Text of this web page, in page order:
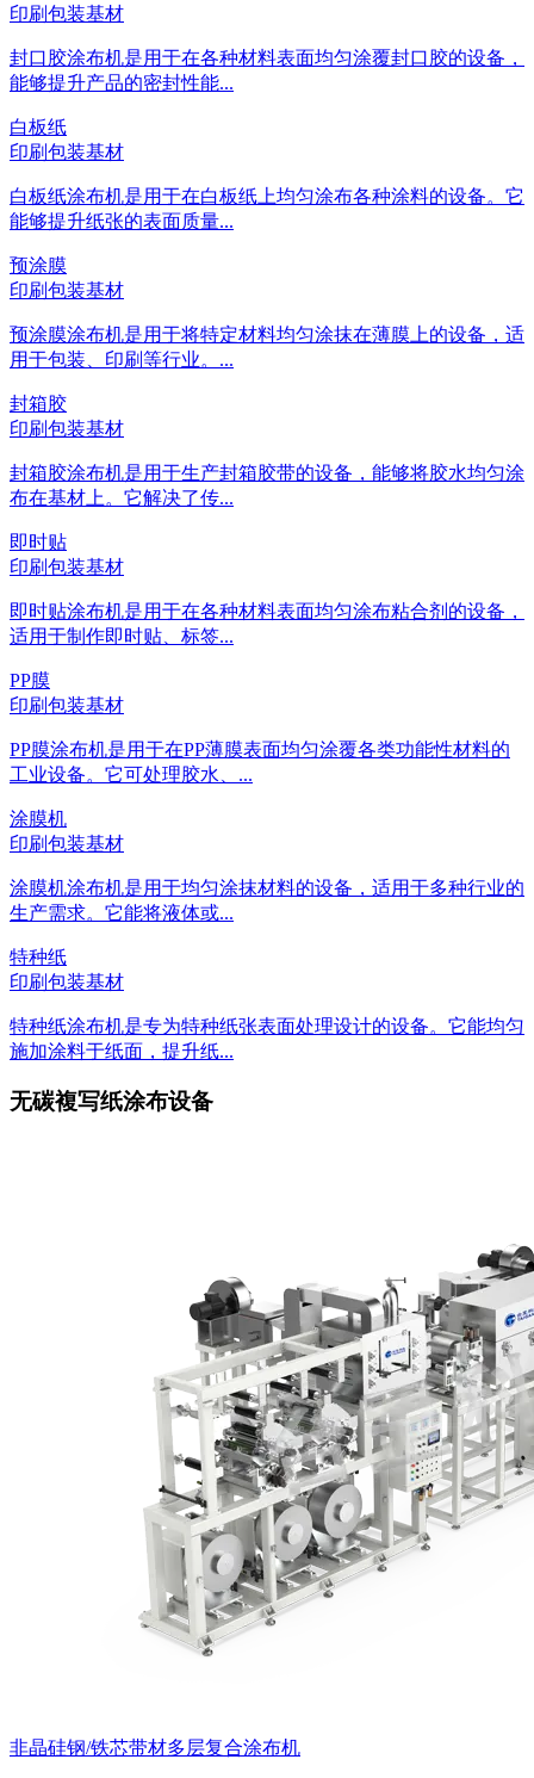
印刷包装基材
封口胶涂布机是用于在各种材料表面均匀涂覆封口胶的设备，
能够提升产品的密封性能...
白板纸
印刷包装基材
白板纸涂布机是用于在白板纸上均匀涂布各种涂料的设备。它
能够提升纸张的表面质量...
预涂膜
印刷包装基材
预涂膜涂布机是用于将特定材料均匀涂抹在薄膜上的设备，适
用于包装、印刷等行业。...
封箱胶
印刷包装基材
封箱胶涂布机是用于生产封箱胶带的设备，能够将胶水均匀涂
布在基材上。它解决了传...
即时贴
印刷包装基材
即时贴涂布机是用于在各种材料表面均匀涂布粘合剂的设备，
适用于制作即时贴、标签...
PP膜
印刷包装基材
PP膜涂布机是用于在PP薄膜表面均匀涂覆各类功能性材料的
工业设备。它可处理胶水、...
涂膜机
印刷包装基材
涂膜机涂布机是用于均匀涂抹材料的设备，适用于多种行业的
生产需求。它能将液体或...
特种纸
印刷包装基材
特种纸涂布机是专为特种纸张表面处理设计的设备。它能均匀
施加涂料于纸面，提升纸...
无碳複写纸涂布设备
非晶硅钢/铁芯带材多层复合涂布机